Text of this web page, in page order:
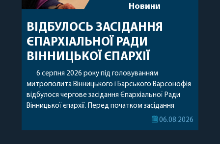
Новини
ВІДБУЛОСЬ ЗАСІДАННЯ
ЄПАРХІАЛЬНОЇ РАДИ
ВІННИЦЬКОЇ ЄПАРХІЇ
6 серпня 2026 року під головуванням
митрополита Вінницького і Барського Варсонофія
відбулося чергове засідання Єпархіальної Ради
Вінницької єпархії. Перед початком засідання
секретар Єпархіальної Ради від імені членів Ради
06.08.2026